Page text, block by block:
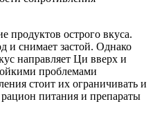
продуктов острого вкуса.
и снимает застой. Однако
направляет Ци вверх и
проблемами
стоит их ограничивать и
питания и препараты